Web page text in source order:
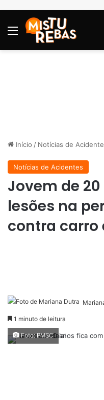
Menu
Início / Notícias de
Notícias de Acidentes
Jovem de
lesões na
contra carro
1 minuto de leitura
Foto: PMSC